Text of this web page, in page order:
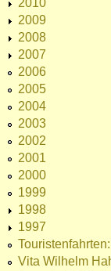
2010
2009
2008
2007
2006
2005
2004
2003
2002
2001
2000
1999
1998
1997
Vita Wilhelm